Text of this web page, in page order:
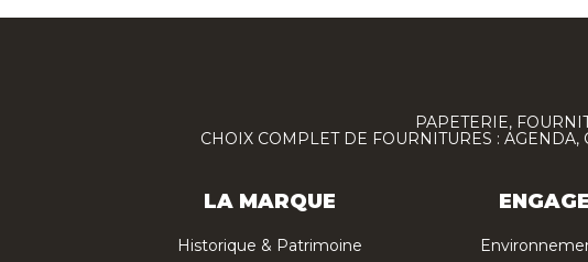
PAPETERIE,
CHOIX COMPLET DE FOURNITURES :
LA MARQUE
Historique & Patrimoine